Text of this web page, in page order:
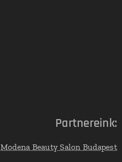
Partnereink:
Modena Beauty Salon Budapest